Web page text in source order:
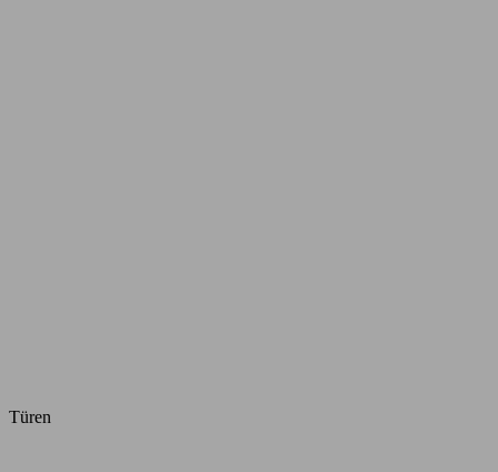
Türen